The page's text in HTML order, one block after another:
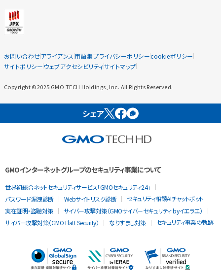
お問い合わせアライアンス 用語集プライバシーポリシーcookieポリシー
サイトポリシー ウェブアクセシビリティサイトマップ
Copyright ©2025 GMO TECH Holdings, Inc. All Rights Reserved.
シェア
GMOインターネットグループのセキュリティ事業について
世界初総合ネットセキュリティサービス「GMOセキュリティ24」
パスワード漏洩診断
Webサイトリスク診断
セキュリティ相談AIチャットボット
実在証明・盗聴対策
サイバー攻撃対策（GMOサイバーセキュリティ byイエラエ）
サイバー攻撃対策（GMO Flatt Security）
なりすまし対策 セキュリティ事業の軌跡